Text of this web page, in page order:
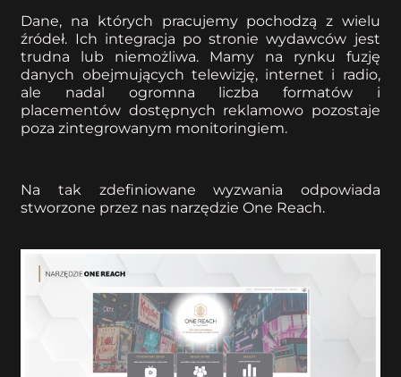
Dane, na których pracujemy pochodzą z wielu
źródeł. Ich integracja po stronie wydawców jest
trudna lub niemożliwa. Mamy na rynku fuzję
danych obejmujących telewizję, internet i radio,
ale nadal ogromna liczba formatów i
placementów dostępnych reklamowo pozostaje
poza zintegrowanym monitoringiem.
Na tak zdefiniowane wyzwania odpowiada
stworzone przez nas narzędzie One Reach.